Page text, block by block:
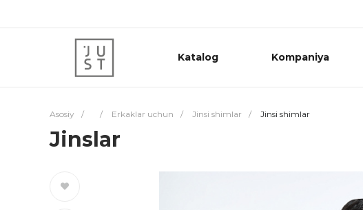
Katalog Kompaniya
Asosiy / / Erkaklar uchun / Jinsi shimlar / Jinsi shimlar
Jinslar